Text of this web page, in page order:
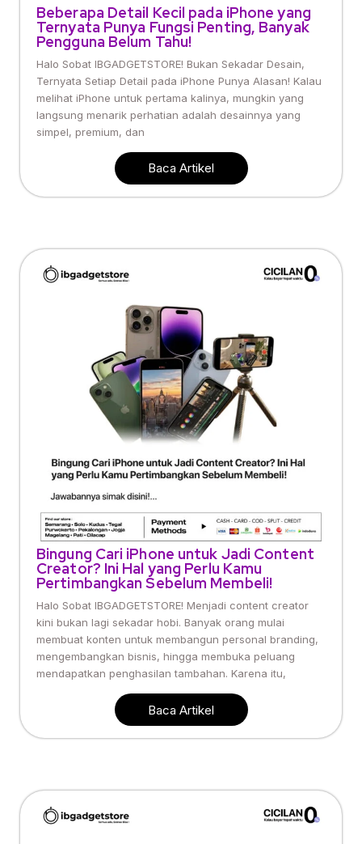
Beberapa Detail Kecil pada iPhone yang
Ternyata Punya Fungsi Penting, Banyak
Pengguna Belum Tahu!
Halo Sobat IBGADGETSTORE! Bukan Sekadar Desain,
Ternyata Setiap Detail pada iPhone Punya Alasan! Kalau
melihat iPhone untuk pertama kalinya, mungkin yang
langsung menarik perhatian adalah desainnya yang
simpel, premium, dan
Baca Artikel
Bingung Cari iPhone untuk Jadi Content
Creator? Ini Hal yang Perlu Kamu
Pertimbangkan Sebelum Membeli!
Halo Sobat IBGADGETSTORE! Menjadi content creator
kini bukan lagi sekadar hobi. Banyak orang mulai
membuat konten untuk membangun personal branding,
mengembangkan bisnis, hingga membuka peluang
mendapatkan penghasilan tambahan. Karena itu,
Baca Artikel